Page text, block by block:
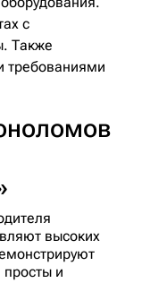
с
Также
требованиями
высоких
просты и